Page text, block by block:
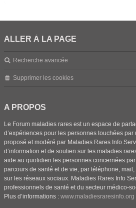
ALLER À LA PAGE
Recherche avancée
Supprimer les cookies
A PROPOS
Le Forum maladies rares est un espace de
d’expériences pour les personnes touchées
proposé et modéré par Maladies Rares Info
d’information et de soutien sur les maladies
aide au quotidien les personnes concernées
parcours de santé et de vie, par téléphone,
sur les réseaux sociaux. Maladies Rares Info
professionnels de santé et du secteur médico-
Plus d’informations : www.maladiesraresinfo.org